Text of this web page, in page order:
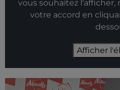
vous souhaitez
votre accord en
Afficher